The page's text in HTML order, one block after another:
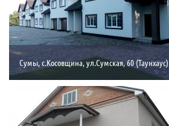
Сумы, с.Косовщина, ул.Сумская, 60 (Таунхаус)